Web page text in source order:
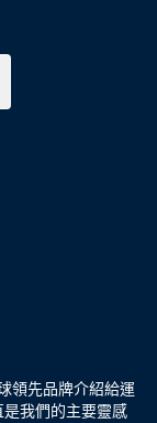
領先品牌介紹給運
我們的主要靈感